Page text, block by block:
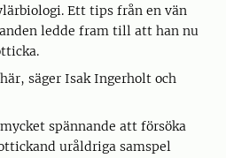
Ett tips från en vän
ledde fram till att han nu
säger Isak Ingerholt och
spännande att försöka
uråldriga samspel